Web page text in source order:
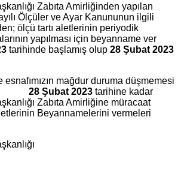
Zabıta Amirliğinden yapılan
Ölçüler ve Ayar Kanununun ilgili
ölçü tartı aletlerinin periyodik
yapılması için beyanname ver
tarihinde başlamış olup 28 Şubat 2023
mağdur duruma düşmemesi
28 Şubat 2023 tarihine kadar
Zabıta Amirliğine müracaat
Beyannamelerini vermeleri